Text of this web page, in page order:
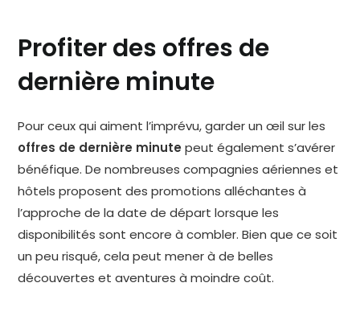
Profiter des offres de
dernière minute
Pour ceux qui aiment l’imprévu, garder un œil sur les
offres de dernière minute peut également s’avérer
bénéfique. De nombreuses compagnies aériennes et
hôtels proposent des promotions alléchantes à
l’approche de la date de départ lorsque les
disponibilités sont encore à combler. Bien que ce soit
un peu risqué, cela peut mener à de belles
découvertes et aventures à moindre coût.